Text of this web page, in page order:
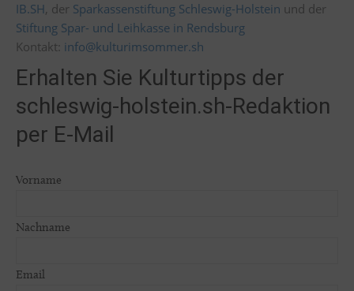
IB.SH, der Sparkassenstiftung Schleswig-Holstein und der
Stiftung Spar- und Leihkasse in Rendsburg
Kontakt: info@kulturimsommer.sh
Erhalten Sie Kulturtipps der
schleswig-holstein.sh-Redaktion
per E-Mail
Vorname
Nachname
Email